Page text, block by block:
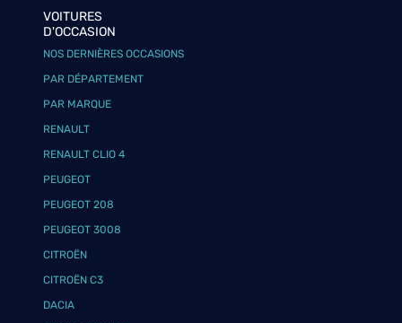
VOITURES
D'OCCASION
NOS DERNIÈRES OCCASIONS
PAR DÉPARTEMENT
PAR MARQUE
RENAULT
RENAULT CLIO 4
PEUGEOT
PEUGEOT 208
PEUGEOT 3008
CITROËN
CITROËN C3
DACIA